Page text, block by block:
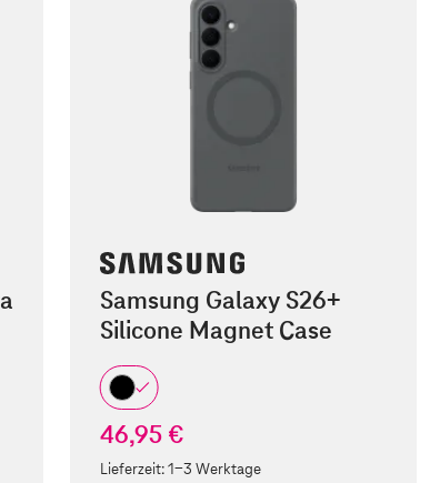
Samsung Galaxy S26+
Silicone Magnet Case
46,95 €
Lieferzeit:1-3 Werktage